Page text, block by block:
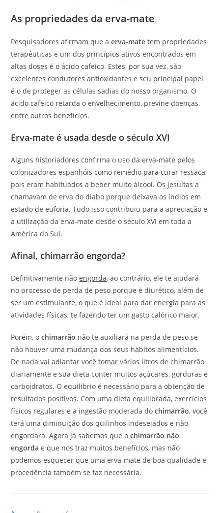
As propriedades da erva-mate
Pesquisadores afirmam que aerva-mate tem propriedades
terapêuticas e um dos princípios ativos encontrados em
altas doses é o ácido cafeico. Estes, por sua vez, são
excelentes condutores antioxidantes e seu principal papel
é o de proteger as células sadias do nosso organismo. O
ácido cafeico retarda o envelhecimento, previne doenças,
entre outros benefícios.
Erva-mate é usada desde o século XVI
Alguns historiadores confirma o uso da erva-mate pelos
colonizadores espanhóis como remédio para curar ressaca,
pois eram habituados a beber muito álcool. Os jesuítas a
chamavam de erva do diabo porque deixava os índios em
estado de euforia. Tudo isso contribuiu para a apreciação e
a utilização da erva-mate desde o século XVI em toda a
América do Sul.
Afinal, chimarrão engorda?
Definitivamente nãoengorda, ao contrário, ele te ajudará
no processo de perda de peso porque é diurético, além de
ser um estimulante, o que é ideal para dar energia para as
atividades físicas, te fazendo ter um gasto calórico maior.
Porém, ochimarrão não te auxiliará na perda de peso se
não houver uma mudança dos seus hábitos alimentícios.
De nada vai adiantar você tomar vários litros de chimarrão
diariamente e sua dieta conter muitos açúcares, gorduras e
carboidratos. O equilíbrio é necessário para a obtenção de
resultados positivos. Com uma dieta equilibrada, exercícios
físicos regulares e a ingestão moderada dochimarrão, você
terá uma diminuição dos quilinhos indesejados e não
engordará. Agora já sabemos que ochimarrão não
engorda e que nos traz muitos benefícios, mas não
podemos esquecer que uma erva-mate de boa qualidade e
procedência também se faz necessária.